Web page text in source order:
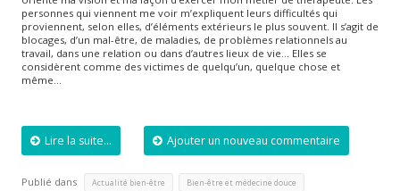
personnes qui viennent me voir m’expliquent leurs difficultés qui
proviennent, selon elles, d’éléments extérieurs le plus souvent. Il s’agit de
blocages, d’un mal-être, de maladies, de problèmes relationnels au
travail, dans une relation ou dans d’autres lieux de vie… Elles se
considèrent comme des victimes de quelqu’un, quelque chose et
même…
Lire la suite... Ajouter un nouveau commentaire
Publié dans Actualité bien-être Bien-être et médecine douce